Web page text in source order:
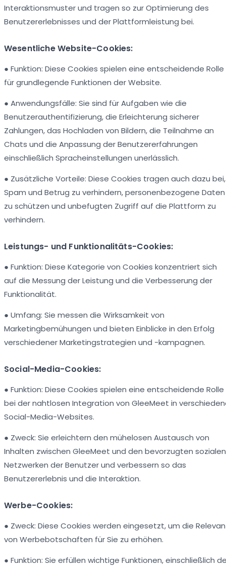
Interaktionsmuster und tragen so zur Optimierung des
Benutzererlebnisses und der Plattformleistung bei.
Wesentliche Website-Cookies:
● Funktion: Diese Cookies spielen eine entscheidende Rolle
für grundlegende Funktionen der Website.
● Anwendungsfälle: Sie sind für Aufgaben wie die
Benutzerauthentifizierung, die Erleichterung sicherer
Zahlungen, das Hochladen von Bildern, die Teilnahme an
Chats und die Anpassung der Benutzererfahrungen
einschließlich Spracheinstellungen unerlässlich.
● Zusätzliche Vorteile: Diese Cookies tragen auch dazu bei,
Spam und Betrug zu verhindern, personenbezogene Daten
zu schützen und unbefugten Zugriff auf die Plattform zu
verhindern.
Leistungs- und Funktionalitäts-Cookies:
● Funktion: Diese Kategorie von Cookies konzentriert sich
auf die Messung der Leistung und die Verbesserung der
Funktionalität.
● Umfang: Sie messen die Wirksamkeit von
Marketingbemühungen und bieten Einblicke in den Erfolg
verschiedener Marketingstrategien und -kampagnen.
Social-Media-Cookies:
● Funktion: Diese Cookies spielen eine entscheidende Rolle
bei der nahtlosen Integration von GleeMeet in
Social-Media-Websites.
● Zweck: Sie erleichtern den mühelosen Austausch von
Inhalten zwischen GleeMeet und den bevorzugten sozialen
Netzwerken der Benutzer und verbessern so das
Benutzererlebnis und die Interaktion.
Werbe-Cookies:
● Zweck: Diese Cookies werden eingesetzt, um die
von Werbebotschaften für Sie zu erhöhen.
● Funktion: Sie erfüllen wichtige Funktionen, einschließlich